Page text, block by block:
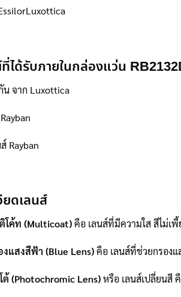
ด้รับภายในกล่องแว่น
น จาก Luxottica
Rayban
ยดเลนส์
โค้ท (Multicoat)คือ เลนส์ที่มีความใส สีไม่เ
งแสงสีฟ้า (Blue Lens)คือ เลนส์ที่ช่วยกรอง
ต้ (Photochromic Lens)หรือ เลนส์เปลี่ยนสี